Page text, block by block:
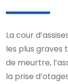
La cour
les plus graves
de meurtre,
la prise